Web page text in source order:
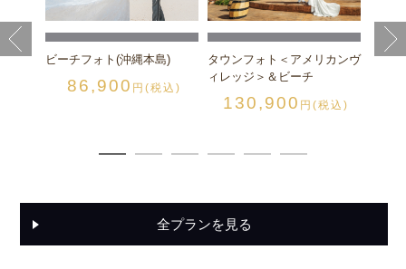
込)
ビーチフォト(沖縄本島)
86,900 円(税込)
タウンフォト＜アメリカンヴ
ィレッジ＞＆ビーチ
130,900 円(税込)
チャ
全プランを見る